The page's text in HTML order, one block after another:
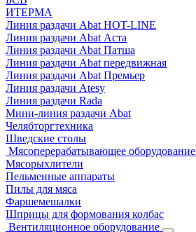
ИТЕРМА
Линия раздачи Abat HOT-LINE
Линия раздачи Abat Аста
Линия раздачи Abat Патша
Линия раздачи Abat передвижная
Линия раздачи Abat Премьер
Линия раздачи Atesy
Линия раздачи Rada
Мини-линия раздачи Abat
Челябторгтехника
Шведские столы
Мясоперерабатывающее оборудование
Мясорыхлители
Пельменные аппараты
Пилы для мяса
Фаршемешалки
Шприцы для формования колбас
Вентиляционное оборудование